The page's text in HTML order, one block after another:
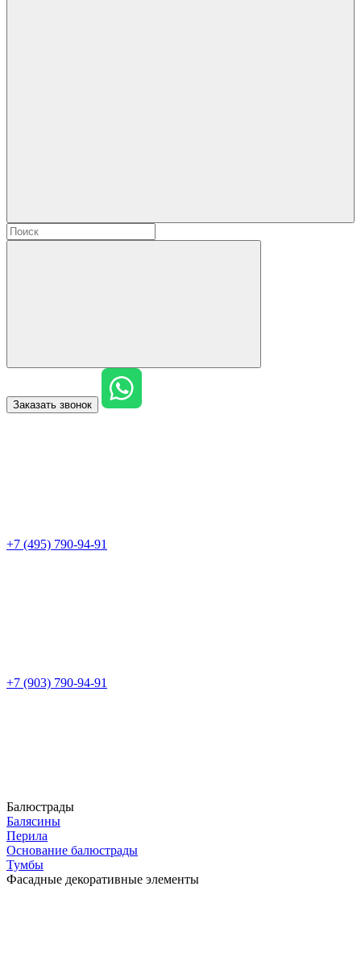
Заказать звонок
+7 (495) 790-94-91
+7 (903) 790-94-91
Балюстрады
Балясины
Перила
Основание балюстрады
Тумбы
Фасадные декоративные элементы